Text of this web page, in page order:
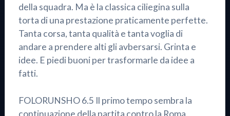
della squadra. Ma è la classica ciliegina sulla
torta di una prestazione praticamente perfette.
Tanta corsa, tanta qualità e tanta voglia di
andare a prendere alti gli avbersarsi. Grinta e
idee. E piedi buoni per trasformarle da idee a
fatti.
FOLORUNSHO 6.5 Il primo tempo sembra la
continuazione della partita contro la Roma.